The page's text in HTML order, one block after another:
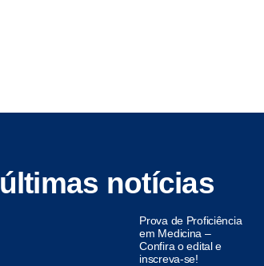
últimas notícias
Prova de Proficiência
em Medicina –
Confira o edital e
inscreva-se!